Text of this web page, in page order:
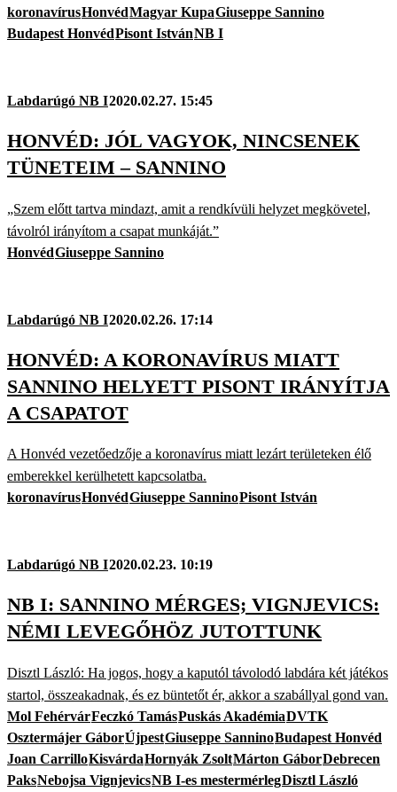
koronavírusHonvédMagyar KupaGiuseppe Sannino
Budapest HonvédPisont IstvánNB I
Labdarúgó NB I2020.02.27. 15:45
HONVÉD: JÓL VAGYOK, NINCSENEK
TÜNETEIM – SANNINO
„Szem előtt tartva mindazt, amit a rendkívüli helyzet megkövetel,
távolról irányítom a csapat munkáját.”
HonvédGiuseppe Sannino
Labdarúgó NB I2020.02.26. 17:14
HONVÉD: A KORONAVÍRUS MIATT
SANNINO HELYETT PISONT IRÁNYÍTJA
A CSAPATOT
A Honvéd vezetőedzője a koronavírus miatt lezárt területeken élő
emberekkel kerülhetett kapcsolatba.
koronavírusHonvédGiuseppe SanninoPisont István
Labdarúgó NB I2020.02.23. 10:19
NB I: SANNINO MÉRGES; VIGNJEVICS:
NÉMI LEVEGŐHÖZ JUTOTTUNK
Disztl László: Ha jogos, hogy a kaputól távolodó labdára két játékos
startol, összeakadnak, és ez büntetőt ér, akkor a szabállyal gond van.
Mol FehérvárFeczkó TamásPuskás AkadémiaDVTK
Osztermájer GáborÚjpestGiuseppe SanninoBudapest Honvéd
Joan CarrilloKisvárdaHornyák ZsoltMárton GáborDebrecen
PaksNebojsa VignjevicsNB I-es mestermérlegDisztl László